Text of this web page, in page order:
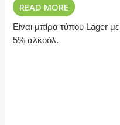
READ MORE
Είναι μπίρα τύπου Lager με
5% αλκοόλ.